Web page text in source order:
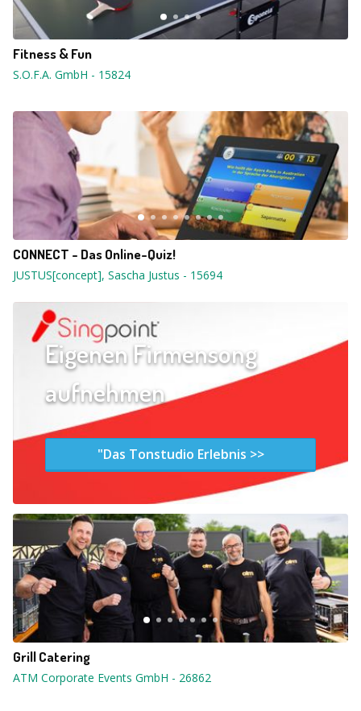
Fitness & Fun
S.O.F.A. GmbH - 15824
CONNECT - Das Online-Quiz!
JUSTUS[concept], Sascha Justus - 15694
Eigenen Firmensong
aufnehmen
"Das Tonstudio Erlebnis >>
Grill Catering
ATM Corporate Events GmbH - 26862